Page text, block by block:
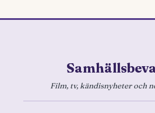
Film, tv, kändisnyheter och